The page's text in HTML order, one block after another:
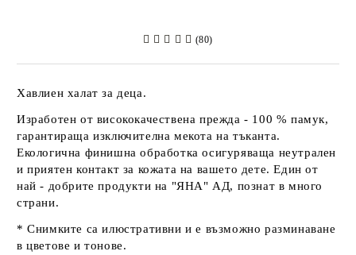
(80)
Хавлиен халат за деца.
Изработен от висококачествена прежда - 100 % памук,
гарантираща изключителна мекота на тъканта.
Екологична финишна обработка осигуряваща неутрален
и приятен контакт за кожата на вашето дете. Един от
най - добрите продукти на "ЯНА" АД, познат в много
страни.
* Снимките са илюстративни и е възможно разминаване
в цветове и тонове.